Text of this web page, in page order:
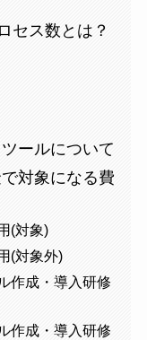
セス数とは？
ールについて
対象になる費
(対象)
(対象外)
作成・導入研修
作成・導入研修